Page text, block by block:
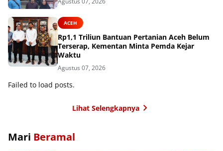
ACEH
Rp1,1 Triliun Bantuan Pertanian Aceh Belum
Terserap, Kementan Minta Pemda Kejar
Waktu
Agustus 07, 2026
Failed to load posts.
Lihat Selengkapnya
Mari Beramal